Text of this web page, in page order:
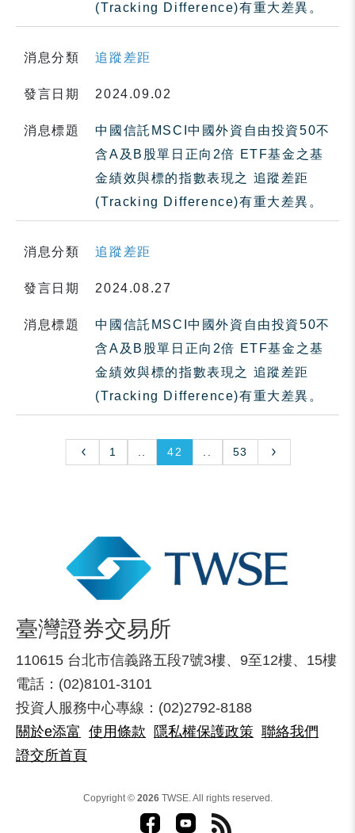
(Tracking Difference)有重大差異。
消息分類 追蹤差距
發言日期 2024.09.02
消息標題
中國信託MSCI中國外資自由投資50不
含A及B股單日正向2倍 ETF基金之基
金績效與標的指數表現之 追蹤差距
(Tracking Difference)有重大差異。
消息分類 追蹤差距
發言日期 2024.08.27
消息標題
中國信託MSCI中國外資自由投資50不
含A及B股單日正向2倍 ETF基金之基
金績效與標的指數表現之 追蹤差距
(Tracking Difference)有重大差異。
1 42 53
臺灣證券交易所
110615 台北市信義路五段7號3樓、9至12樓、15樓
電話：(02)8101-3101
投資人服務中心專線：(02)2792-8188
關於e添富 使用條款 隱私權保護政策 聯絡我們
證交所首頁
Copyright © 2026TWSE. All rights reserved.